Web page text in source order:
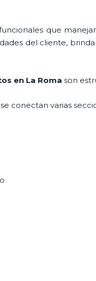
que
del cliente,
en La Roma son
conectan varias